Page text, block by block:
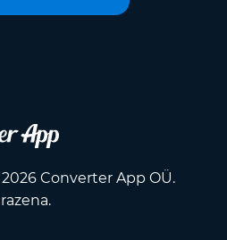
Converter App OÜ.